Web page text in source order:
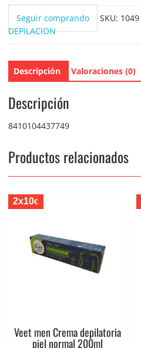
Depilatoria
cantidad
Seguir comprando SKU: 1049
DEPILACION
Descripción Valoraciones (0)
Descripción
8410104437749
Productos relacionados
2x10€
Veet men Crema depilatoria
piel normal 200ml